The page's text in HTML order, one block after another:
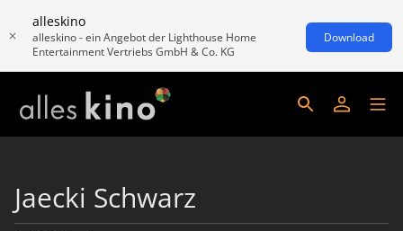
alleskino
alleskino - ein Angebot der Lighthouse Home
Entertainment Vertriebs GmbH & Co. KG
Download
Jaecki Schwarz